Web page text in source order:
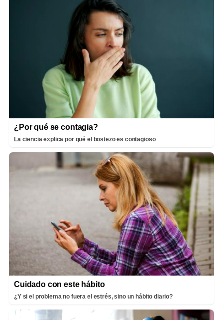
¿Por qué se contagia?
La ciencia explica por qué el bostezo es contagioso
Cuidado con este hábito
¿Y si el problema no fuera el estrés, sino un hábito diario?